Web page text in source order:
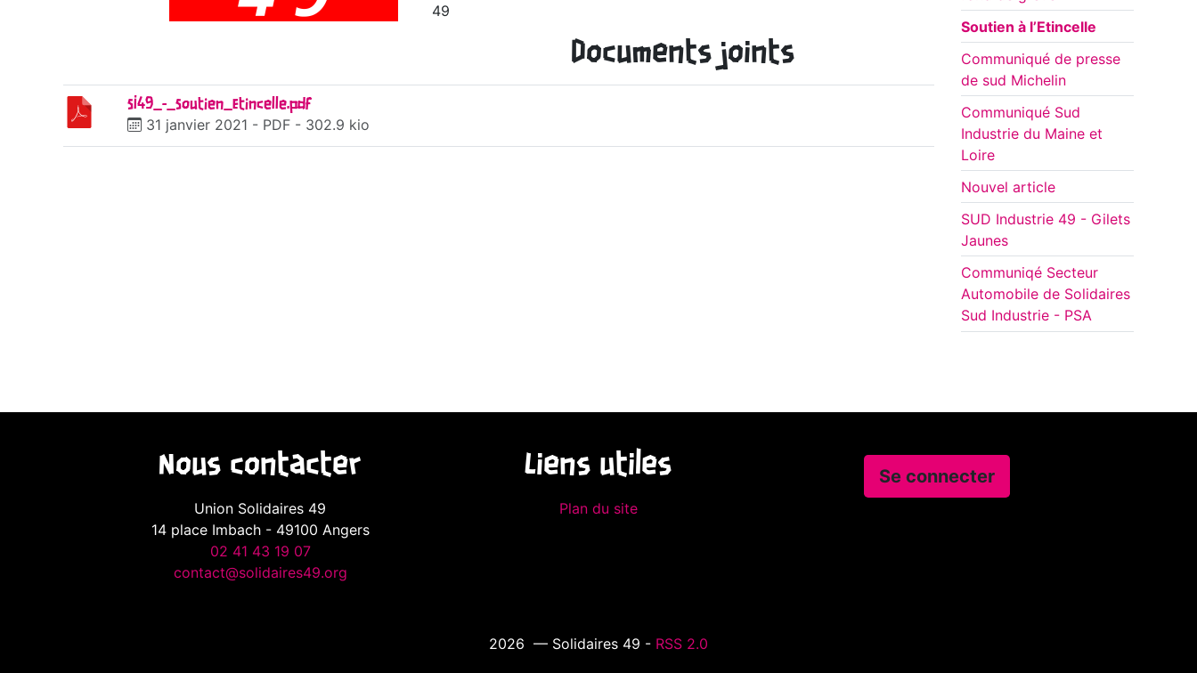
49
Documents joints
SI49_-_Soutien_Etincelle.pdf
31 janvier 2021 - PDF - 302.9 kio
Soutien à l’Etincelle
Communiqué de presse
de sud Michelin
Communiqué Sud
Industrie du Maine et
Loire
Nouvel article
SUD Industrie 49 - Gilets
Jaunes
Communiqé Secteur
Automobile de Solidaires
Sud Industrie - PSA
Nous contacter
Union Solidaires 49
14 place Imbach - 49100 Angers
02 41 43 19 07
contact@solidaires49.org
Liens utiles
Plan du site
Se connecter
2026 — Solidaires 49 - RSS 2.0